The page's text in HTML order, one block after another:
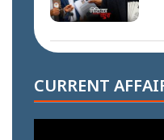
CURRENT